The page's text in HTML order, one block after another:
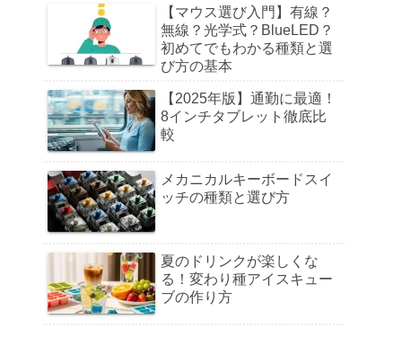
【マウス選び入門】有線？
無線？光学式？BlueLED？
初めてでもわかる種類と選
び方の基本
【2025年版】通勤に最適！
8インチタブレット徹底比
較
メカニカルキーボードスイ
ッチの種類と選び方
夏のドリンクが楽しくな
る！変わり種アイスキュー
ブの作り方